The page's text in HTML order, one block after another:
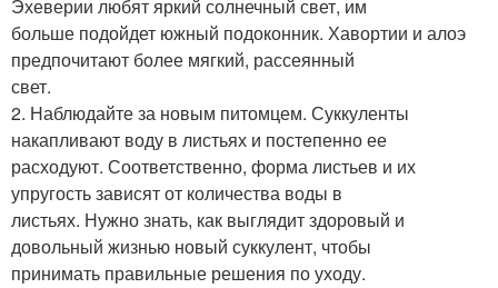
Эхеверии любят яркий солнечный свет, им
больше подойдет южный подоконник. Хавортии и алоэ
предпочитают более мягкий, рассеянный
свет.
2. Наблюдайте за новым питомцем. Суккуленты
накапливают воду в листьях и постепенно ее
расходуют. Соответственно, форма листьев и их
упругость зависят от количества воды в
листьях. Нужно знать, как выглядит здоровый и
довольный жизнью новый суккулент, чтобы
принимать правильные решения по уходу.